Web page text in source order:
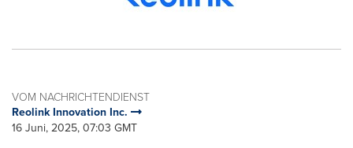
VOM NACHRICHTENDIENST
Reolink Innovation Inc.
16 Juni, 2025, 07:03 GMT